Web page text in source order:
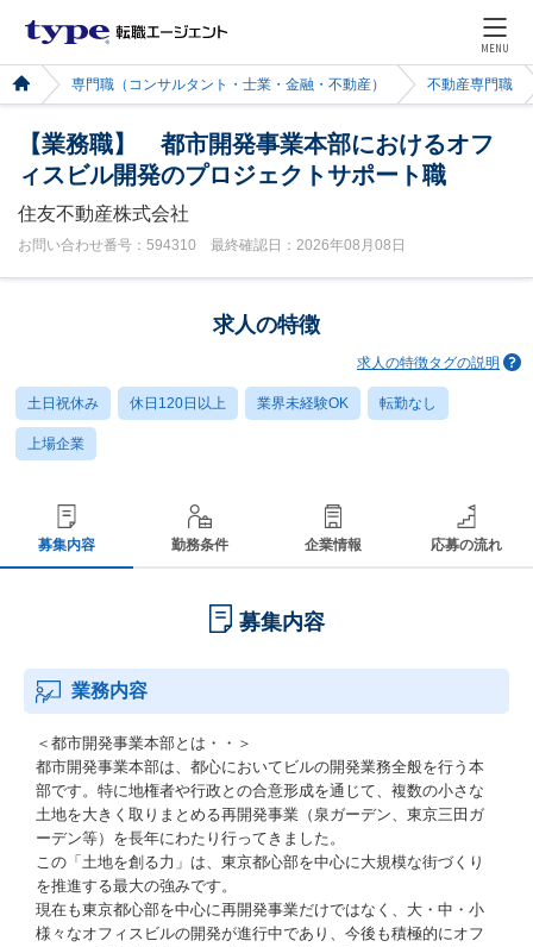
MENU
専門職（コンサルタント・士業・金融・不動産） 不動産専門職
【業務職】 都市開発事業本部におけるオフ
ィスビル開発のプロジェクトサポート職
住友不動産株式会社
お問い合わせ番号：594310 最終確認日：2026年08月08日
求人の特徴
求人の特徴タグの説明
土日祝休み 休日120日以上 業界未経験OK 転勤なし
上場企業
募集内容 勤務条件 企業情報 応募の流れ
募集内容
業務内容
＜都市開発事業本部とは・・＞
都市開発事業本部は、都心においてビルの開発業務全般を行う本
部です。特に地権者や行政との合意形成を通じて、複数の小さな
土地を大きく取りまとめる再開発事業（泉ガーデン、東京三田ガ
ーデン等）を長年にわたり行ってきました。
この「土地を創る力」は、東京都心部を中心に大規模な街づくり
を推進する最大の強みです。
現在も東京都心部を中心に再開発事業だけではなく、大・中・小
様々なオフィスビルの開発が進行中であり、今後も積極的にオフ